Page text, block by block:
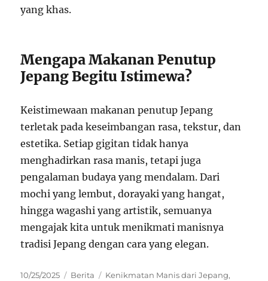
yang khas.
Mengapa Makanan Penutup
Jepang Begitu Istimewa?
Keistimewaan makanan penutup Jepang
terletak pada keseimbangan rasa, tekstur, dan
estetika. Setiap gigitan tidak hanya
menghadirkan rasa manis, tetapi juga
pengalaman budaya yang mendalam. Dari
mochi yang lembut, dorayaki yang hangat,
hingga wagashi yang artistik, semuanya
mengajak kita untuk menikmati manisnya
tradisi Jepang dengan cara yang elegan.
Posted
10/25/2025 Categories
Berita Tags
Kenikmatan Manis dari Jepang,